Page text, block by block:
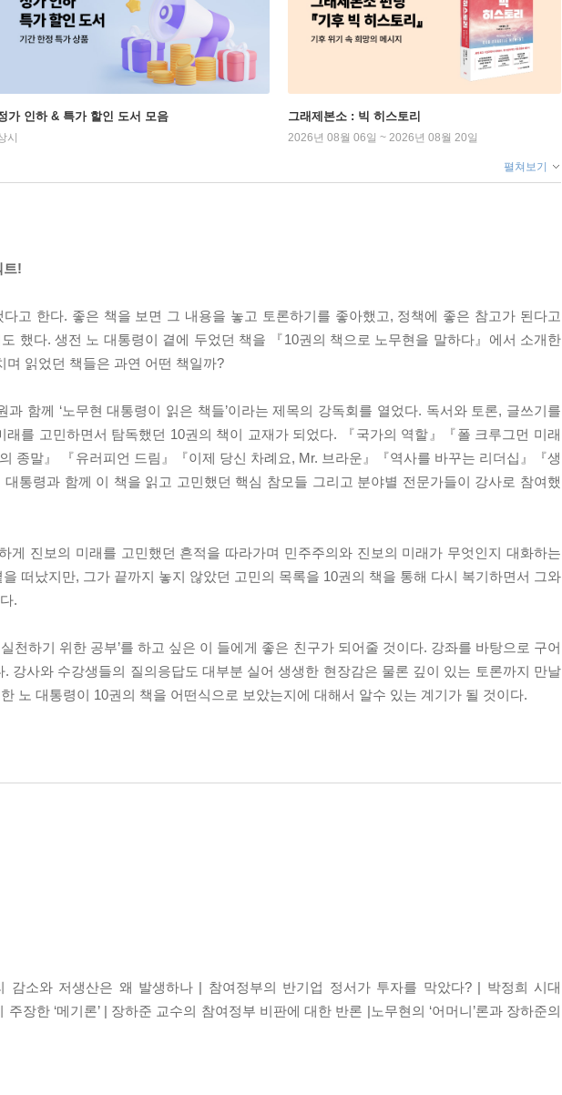
가 인하 & 특가 할인 도서 모음
시
그래제본소 : 빅 히스토리
2026년 08월 06일 ~ 2026년 08월 20일
펼쳐보기
트!
고 한다. 좋은 책을 보면 그 내용을 놓고 토론하기를 좋아했고, 정책에 좋은 참고가 된다고
했다. 생전 노 대통령이 곁에 두었던 책을 『10권의 책으로 노무현을 말하다』에서 소개한
읽었던 책들은 과연 어떤 책일까?
함께 ‘노무현 대통령이 읽은 책들’이라는 제목의 강독회를 열었다. 독서와 토론, 글쓰기를
를 고민하면서 탐독했던 10권의 책이 교재가 되었다. 『국가의 역할』『폴 크루그먼 미래
종말』 『유러피언 드림』『이제 당신 차례요, Mr. 브라운』『역사를 바꾸는 리더십』『생
령과 함께 이 책을 읽고 고민했던 핵심 참모들 그리고 분야별 전문가들이 강사로 참여했
게 진보의 미래를 고민했던 흔적을 따라가며 민주주의와 진보의 미래가 무엇인지 대화하는
떠났지만, 그가 끝까지 놓지 않았던 고민의 목록을 10권의 책을 통해 다시 복기하면서 그와
.
천하기 위한 공부’를 하고 싶은 이 들에게 좋은 친구가 되어줄 것이다. 강좌를 바탕으로 구어
강사와 수강생들의 질의응답도 대부분 실어 생생한 현장감은 물론 깊이 있는 토론까지 만날
노 대통령이 10권의 책을 어떤식으로 보았는지에 대해서 알수 있는 계기가 될 것이다.
감소와 저생산은 왜 발생하나 | 참여정부의 반기업 정서가 투자를 막았다? | 박정희 시대
장한 ‘메기론’ | 장하준 교수의 참여정부 비판에 대한 반론 |노무현의 ‘어머니’론과 장하준의